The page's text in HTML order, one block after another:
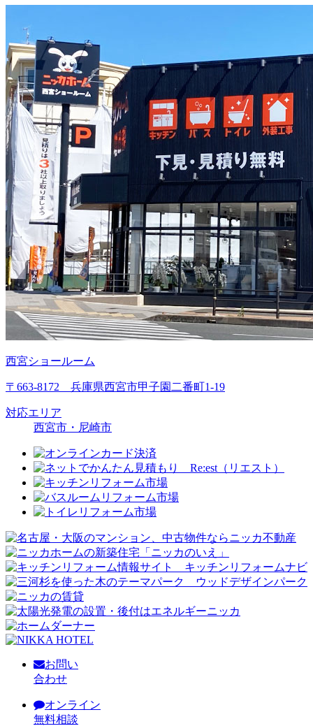
西宮ショールーム
〒663-8172 兵庫県西宮市甲子園二番町1-19
対応エリア
西宮市・尼崎市
お問い
合わせ
オンライン
無料相談